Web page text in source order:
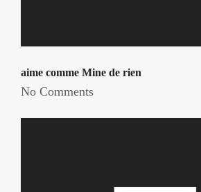
aime comme Mine de rien
No Comments